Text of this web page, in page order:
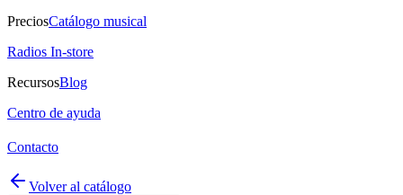
PreciosCatálogo musical
Radios In-store
RecursosBlog
Centro de ayuda
Contacto
Volver al catálogo